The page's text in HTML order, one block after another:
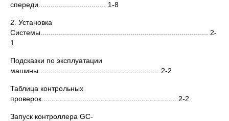
спереди................................. 1-8
2. Установка
Системы.................................................................................. 2-
1
Подсказки по эксплуатации
машины........................................................... 2-2
Таблица контрольных
проверок.................................................................. 2-2
Запуск контроллера GC-